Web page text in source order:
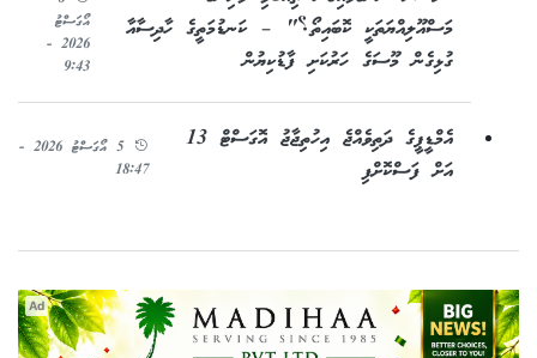
މަސްއޫލިއްޔަތަކީ ކޮބައިތޯ؟" – ކަނޑުމަތީގެ ހާދިސާއާ
ގުޅިގެން މޫސަގެ ހަރުކަށި ފާޑުކިޔުން
އޯގަސްޓު
2026 -
9:43
އެމްޑީޕީގެ ދަތިވެއްޖެ އިހުތިޖާޖު އޮގަސްޓް 13
އަށް ފަސްކޮށްފި
5 އޯގަސްޓު 2026 -
18:47
Ad